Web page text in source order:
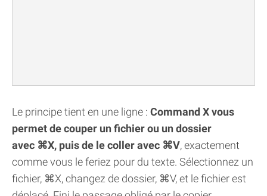
Le principe tient en une ligne : Command X vous
permet de couper un fichier ou un dossier
avec ⌘X, puis de le coller avec ⌘V, exactement
comme vous le feriez pour du texte. Sélectionnez un
fichier, ⌘X, changez de dossier, ⌘V, et le fichier est